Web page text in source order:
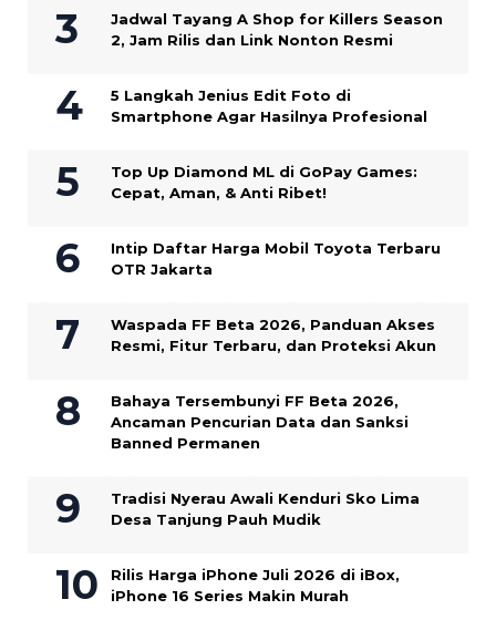
Jadwal Tayang A Shop for Killers Season
2, Jam Rilis dan Link Nonton Resmi
5 Langkah Jenius Edit Foto di
Smartphone Agar Hasilnya Profesional
Top Up Diamond ML di GoPay Games:
Cepat, Aman, & Anti Ribet!
Intip Daftar Harga Mobil Toyota Terbaru
OTR Jakarta
Waspada FF Beta 2026, Panduan Akses
Resmi, Fitur Terbaru, dan Proteksi Akun
Bahaya Tersembunyi FF Beta 2026,
Ancaman Pencurian Data dan Sanksi
Banned Permanen
Tradisi Nyerau Awali Kenduri Sko Lima
Desa Tanjung Pauh Mudik
Rilis Harga iPhone Juli 2026 di iBox,
iPhone 16 Series Makin Murah